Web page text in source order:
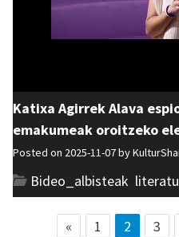
Katixa Agirrek Alava
emakumeak oroitzeko
Posted on 2025-11-07 by
Bideo_albisteak
« 1 2 3